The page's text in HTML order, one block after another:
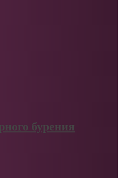
бурения